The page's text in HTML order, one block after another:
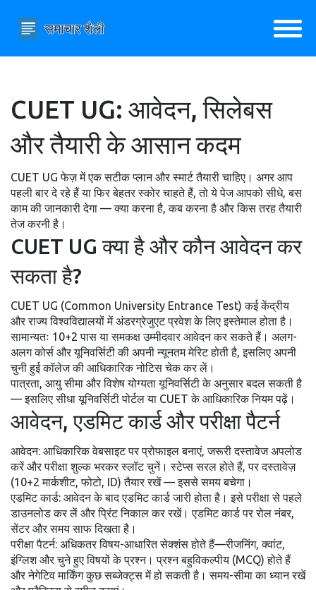
CUET UG: आवेदन, सिलेबस
और तैयारी के आसान कदम
CUET UG फेज़ में एक सटीक प्लान और स्मार्ट तैयारी चाहिए। अगर आप
पहली बार दे रहे हैं या फिर बेहतर स्कोर चाहते हैं, तो ये पेज आपको सीधे, बस
काम की जानकारी देगा — क्या करना है, कब करना है और किस तरह तैयारी
तेज करनी है।
CUET UG क्या है और कौन आवेदन कर
सकता है?
CUET UG (Common University Entrance Test) कई केंद्रीय
और राज्य विश्वविद्यालयों में अंडरग्रेजुएट प्रवेश के लिए इस्तेमाल होता है।
सामान्यतः 10+2 पास या समकक्ष उम्मीदवार आवेदन कर सकते हैं। अलग-
अलग कोर्स और यूनिवर्सिटी की अपनी न्यूनतम मेरिट होती है, इसलिए अपनी
चुनी हुई कॉलेज की आधिकारिक नोटिस चेक कर लें।
पात्रता, आयु सीमा और विशेष योग्यता यूनिवर्सिटी के अनुसार बदल सकती है
— इसलिए सीधा यूनिवर्सिटी पोर्टल या CUET के आधिकारिक नियम पढ़ें।
आवेदन, एडमिट कार्ड और परीक्षा पैटर्न
आवेदन: आधिकारिक वेबसाइट पर प्रोफाइल बनाएं, जरूरी दस्तावेज अपलोड
करें और परीक्षा शुल्क भरकर स्लॉट चुनें। स्टेप्स सरल होते हैं, पर दस्तावेज़
(10+2 मार्कशीट, फोटो, ID) तैयार रखें — इससे समय बचेगा।
एडमिट कार्ड: आवेदन के बाद एडमिट कार्ड जारी होता है। इसे परीक्षा से पहले
डाउनलोड कर लें और प्रिंट निकाल कर रखें। एडमिट कार्ड पर रोल नंबर,
सेंटर और समय साफ दिखता है।
परीक्षा पैटर्न: अधिकतर विषय-आधारित सेक्शंस होते हैं—रीजनिंग, क्वांट,
इंग्लिश और चुने हुए विषयों के प्रश्न। प्रश्न बहुविकल्पीय (MCQ) होते हैं
और नेगेटिव मार्किंग कुछ सब्जेक्ट्स में हो सकती है। समय-सीमा का ध्यान रखें